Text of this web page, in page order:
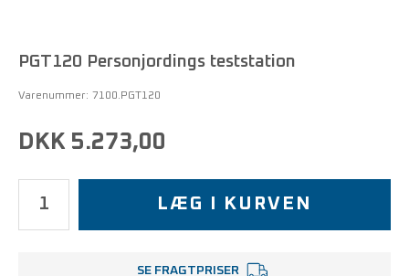
PGT120 Personjordings teststation
Varenummer: 7100.PGT120
DKK 5.273,00
LÆG I KURVEN
SE FRAGTPRISER